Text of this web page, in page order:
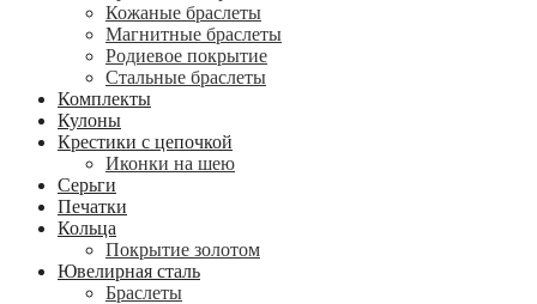
Кожаные браслеты
Магнитные браслеты
Родиевое покрытие
Стальные браслеты
Комплекты
Кулоны
Крестики с цепочкой
Иконки на шею
Серьги
Печатки
Кольца
Покрытие золотом
Ювелирная сталь
Браслеты